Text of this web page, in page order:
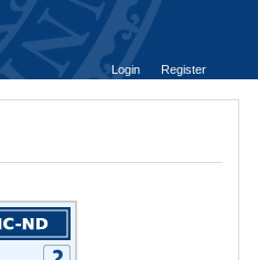
Login
Register